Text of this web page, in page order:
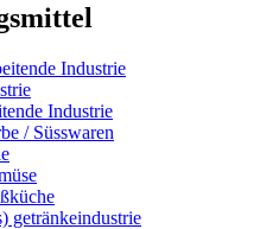
Industrie
Industrie
/ Süsswaren
getränkeindustrie